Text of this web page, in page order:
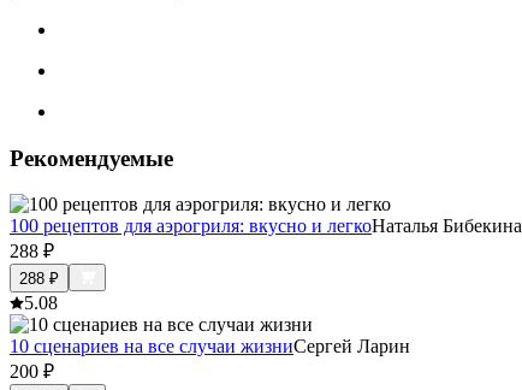
Рекомендуемые
100 рецептов для аэрогриля: вкусно и легкоНаталья Бибекина
288 ₽
288 ₽
5.08
10 сценариев на все случаи жизниСергей Ларин
200 ₽